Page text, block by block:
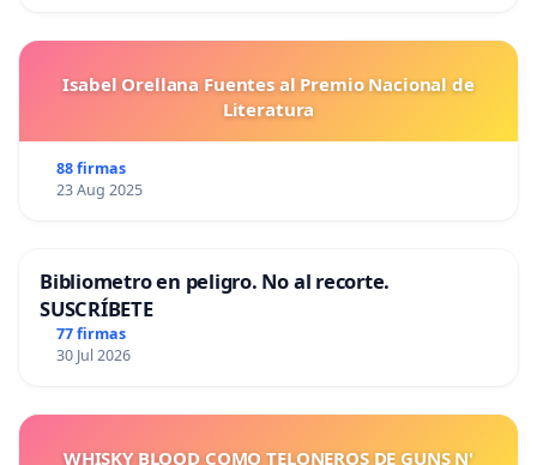
Isabel Orellana Fuentes al Premio Nacional de
Literatura
88 firmas
23 Aug 2025
Bibliometro en peligro. No al recorte.
SUSCRÍBETE
77 firmas
30 Jul 2026
WHISKY BLOOD COMO TELONEROS DE GUNS N'